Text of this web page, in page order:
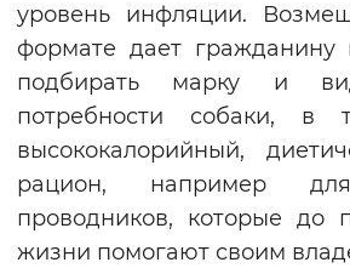
уровень инфляции.
формате дает гражданину
подбирать марку и
потребности собаки, в
высококалорийный,
рацион, например
проводников, которые до
жизни помогают своим